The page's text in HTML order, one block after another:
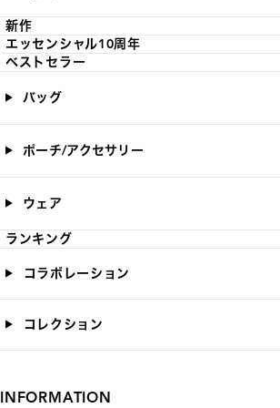
新作
エッセンシャル10周年
ベストセラー
バッグ
ポーチ/アクセサリー
ウェア
ランキング
コラボレーション
コレクション
INFORMATION